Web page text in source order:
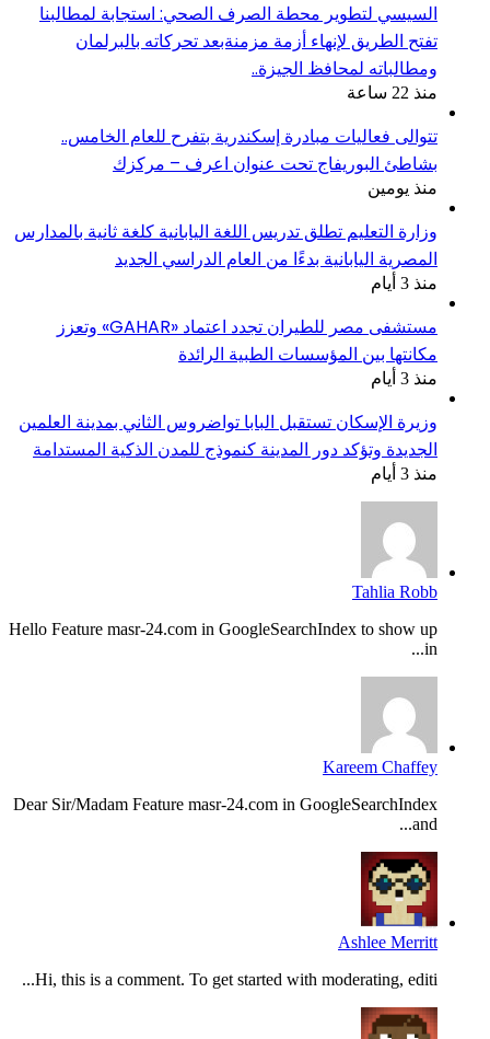
السيسي لتطوير محطة الصرف الصحي: استجابة لمطالبنا
تفتح الطريق لإنهاء أزمة مزمنةبعد تحركاته بالبرلمان
ومطالباته لمحافظ الجيزة..
منذ 22 ساعة
تتوالى فعاليات مبادرة إسكندرية بتفرح للعام الخامس..
بشاطئ البوريفاج تحت عنوان اعرف – مركزك
منذ يومين
وزارة التعليم تطلق تدريس اللغة اليابانية كلغة ثانية بالمدارس
المصرية اليابانية بدءًا من العام الدراسي الجديد
منذ 3 أيام
مستشفى مصر للطيران تجدد اعتماد «GAHAR» وتعزز
مكانتها بين المؤسسات الطبية الرائدة
منذ 3 أيام
وزيرة الإسكان تستقبل البابا تواضروس الثاني بمدينة العلمين
الجديدة وتؤكد دور المدينة كنموذج للمدن الذكية المستدامة
منذ 3 أيام
Tahlia Robb
Hello Feature masr-24.com in GoogleSearchIndex to show up
in...
Kareem Chaffey
Dear Sir/Madam Feature masr-24.com in GoogleSearchIndex
and...
Ashlee Merritt
Hi, this is a comment. To get started with moderating, editi...